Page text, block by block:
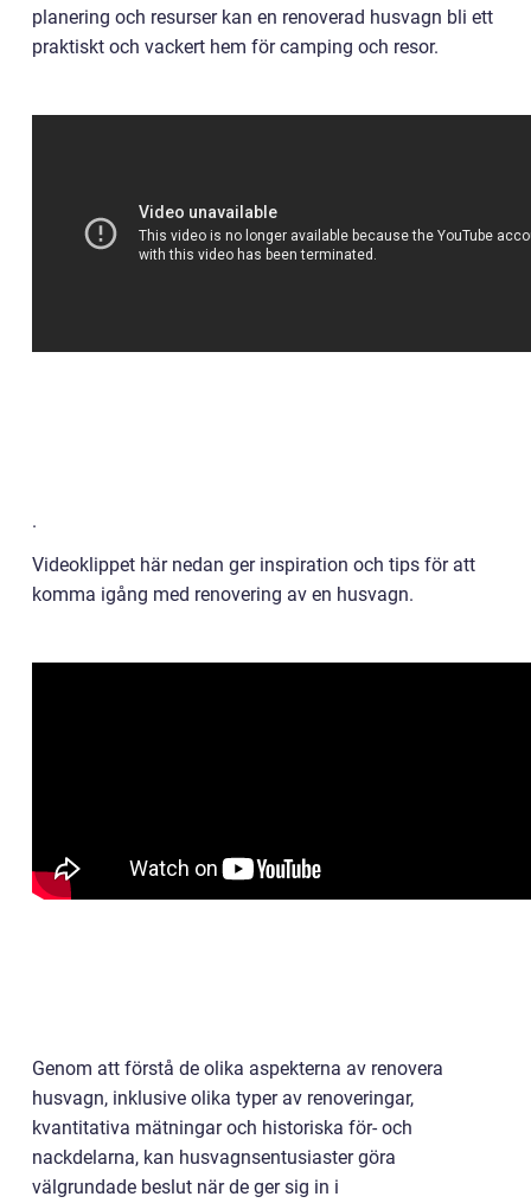
planering och resurser kan en renoverad husvagn bli ett
praktiskt och vackert hem för camping och resor.
.
Videoklippet här nedan ger inspiration och tips för att
komma igång med renovering av en husvagn.
Genom att förstå de olika aspekterna av renovera
husvagn, inklusive olika typer av renoveringar,
kvantitativa mätningar och historiska för- och
nackdelarna, kan husvagnsentusiaster göra
välgrundade beslut när de ger sig in i